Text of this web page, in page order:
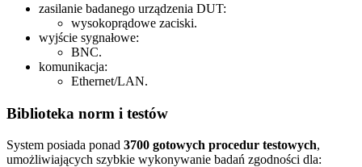
zasilanie badanego urządzenia DUT:
wysokoprądowe zaciski.
wyjście sygnałowe:
BNC.
komunikacja:
Ethernet/LAN.
Biblioteka norm i testów
System posiada ponad 3700 gotowych procedur testowych,
umożliwiających szybkie wykonywanie badań zgodności dla: